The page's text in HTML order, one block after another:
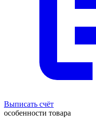
Выписать счёт
особенности товара